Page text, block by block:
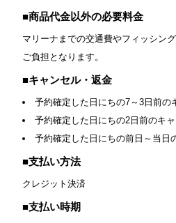
商品代金以外の必要料金
マリーナまでの交通費やフィッシン
ご負担となります。
キャンセル・返金
予約確定した日にちの7～3日前の
予約確定した日にちの2日前のキ
予約確定した日にちの前日～当日
支払い方法
クレジット決済
支払い時期